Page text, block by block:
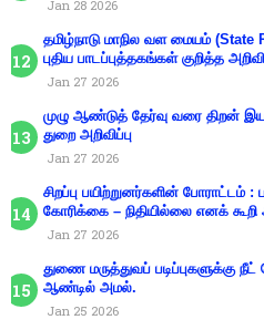
Jan 28 2026
தமிழ்நாடு மாநில வள மையம் (State
புதிய பாடப்புத்தகங்கள் குறித்த
Jan 27 2026
முழு ஆண்டுத் தேர்வு வரை திறன்
துறை அறிவிப்பு
Jan 27 2026
சிறப்பு பயிற்றுனர்களின் போராட்டம் :
கோரிக்கை – நிதியில்லை எனக் கூறி
Jan 27 2026
துணை மருத்துவப் படிப்புகளுக்கு
ஆண்டில் அமல்.
Jan 25 2026